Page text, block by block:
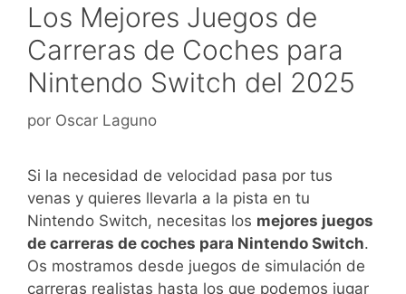
Los Mejores Juegos de
Carreras de Coches para
Nintendo Switch del 2025
por Oscar Laguno
Si la necesidad de velocidad pasa por tus
venas y quieres llevarla a la pista en tu
Nintendo Switch, necesitas los mejores juegos
de carreras de coches para Nintendo Switch.
Os mostramos desde juegos de simulación de
carreras realistas hasta los que podemos jugar